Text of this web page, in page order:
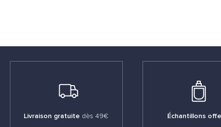
Livraison gratuite dès 49€ Échantillons